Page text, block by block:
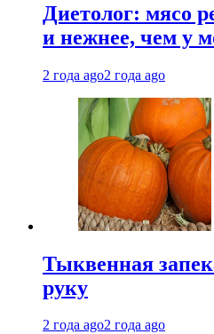
Диетолог: мясо
и нежнее, чем у
2 года ago2 года ago
Тыквенная
руку
2 года ago2 года ago